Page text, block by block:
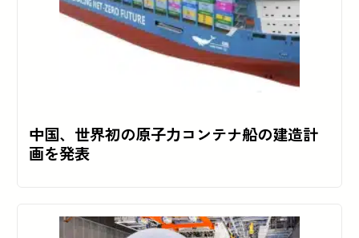
中国、世界初の原子力コンテナ船の建造計
画を発表